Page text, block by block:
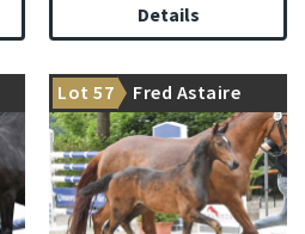
Details
Lot 57 Fred Astaire
Auction top price supplier
Federer comes up trumps!